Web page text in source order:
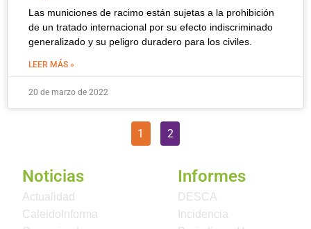
Las municiones de racimo están sujetas a la prohibición
de un tratado internacional por su efecto indiscriminado
generalizado y su peligro duradero para los civiles.
LEER MÁS »
20 de marzo de 2022
1 2
Noticias
Actualidad
CaleidoInforma
Informes
DESCA
Incidencia